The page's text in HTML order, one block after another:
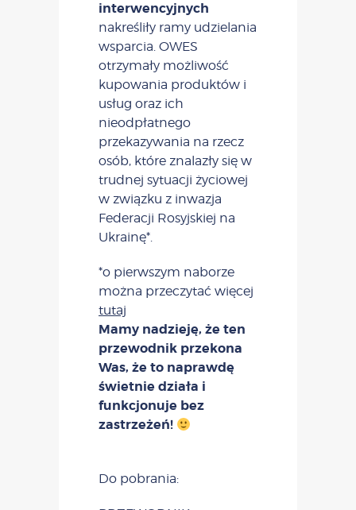
interwencyjnych
nakreśliły ramy udzielania
wsparcia. OWES
otrzymały możliwość
kupowania produktów i
usług oraz ich
nieodpłatnego
przekazywania na rzecz
osób, które znalazły się w
trudnej sytuacji życiowej
w związku z inwazja
Federacji Rosyjskiej na
Ukrainę*.
*o pierwszym naborze
można przeczytać więcej
tutaj
Mamy nadzieję, że ten
przewodnik przekona
Was, że to naprawdę
świetnie działa i
funkcjonuje bez
zastrzeżeń!
Do pobrania: